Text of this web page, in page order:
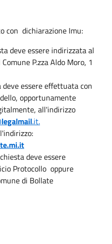
con dichiarazione Imu:
deve essere indirizzata al
P.zza Aldo Moro, 1
essere effettuata con
opportunamente
all'indirizzo
legalmail.it.
deve essere
Protocollo oppure
di Bollate